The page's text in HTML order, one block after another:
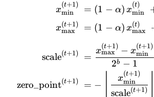
xmin
(t+1)
xmax
(t+1)
scale(t+1)
zero_point(t+1)
= (1 − α) xmin
(t)
= (1 − α) xmax
(t)
=
2b − 1
xmax
(t+1) − xmin
(t+1)
= −
scale(t+1)
xmin
(t+1)